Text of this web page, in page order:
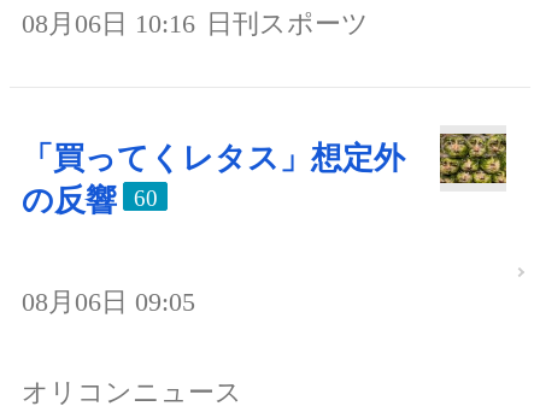
08月06日 10:16 日刊スポーツ
「買ってくレタス」想定外
の反響
60
08月06日 09:05
オリコンニュース